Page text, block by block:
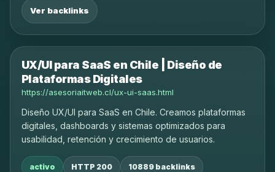
Ver backlinks
UX/UI para SaaS en Chile | Diseño de
Plataformas Digitales
https://asesoriaitweb.cl/ux-ui-saas.html
Diseño UX/UI para SaaS en Chile. Creamos plataformas
digitales, dashboards y sistemas optimizados para
usabilidad, retención y crecimiento de usuarios.
activo HTTP 200 10889 backlinks